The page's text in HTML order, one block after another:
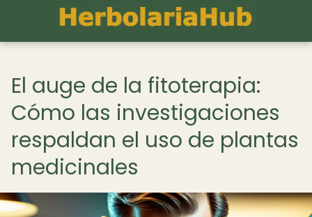
El auge de la fitoterapia:
Cómo las investigaciones
respaldan el uso de plantas
medicinales